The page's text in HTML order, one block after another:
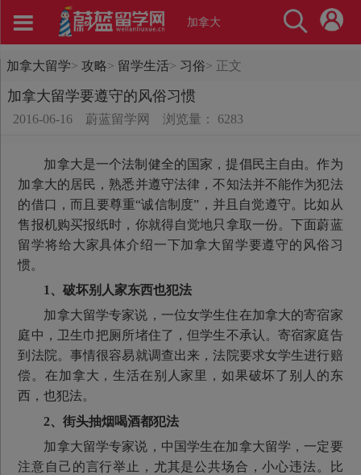
加拿大
加拿大留学> 攻略> 留学生活> 习俗> 正文
加拿大留学要遵守的风俗习惯
2016-06-16 蔚蓝留学网 浏览量： 6283
加拿大是一个法制健全的国家，提倡民主自由。作为
加拿大的居民，熟悉并遵守法律，不知法并不能作为犯法
的借口，而且要尊重“诚信制度”，并且自觉遵守。比如从
售报机购买报纸时，你就得自觉地只拿取一份。下面蔚蓝
留学将给大家具体介绍一下加拿大留学要遵守的风俗习
惯。
1、破坏别人家东西也犯法
加拿大留学专家说，一位女学生住在加拿大的寄宿家
庭中，卫生巾把厕所堵住了，但学生不承认。寄宿家庭告
到法院。事情很容易就调查出来，法院要求女学生进行赔
偿。在加拿大，生活在别人家里，如果破坏了别人的东
西，也犯法。
2、街头抽烟喝酒都犯法
加拿大留学专家说，中国学生在加拿大留学，一定要
注意自己的言行举止，尤其是公共场合，小心违法。比